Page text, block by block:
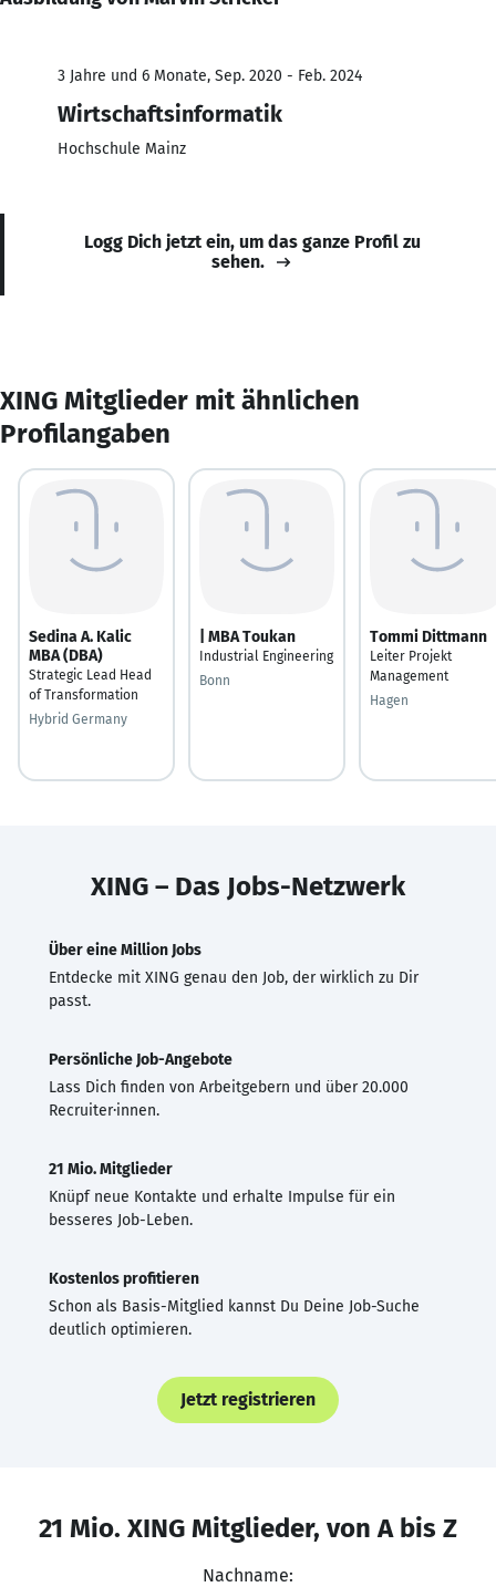
3 Jahre und 6 Monate, Sep. 2020 - Feb. 2024
Wirtschaftsinformatik
Hochschule Mainz
Logg Dich jetzt ein, um das ganze Profil zu
sehen.
XING Mitglieder mit ähnlichen
Profilangaben
Sedina A. Kalic
MBA (DBA)
Strategic Lead Head
of Transformation
Hybrid Germany
| MBA Toukan
Industrial Engineering
Bonn
Tommi Dittmann
Leiter Projekt
Management
Hagen
XING – Das Jobs-Netzwerk
Über eine Million Jobs
Entdecke mit XING genau den Job, der wirklich zu Dir
passt.
Persönliche Job-Angebote
Lass Dich finden von Arbeitgebern und über 20.000
Recruiter·innen.
21 Mio. Mitglieder
Knüpf neue Kontakte und erhalte Impulse für ein
besseres Job-Leben.
Kostenlos profitieren
Schon als Basis-Mitglied kannst Du Deine Job-Suche
deutlich optimieren.
Jetzt registrieren
21 Mio. XING Mitglieder, von A bis Z
Nachname: